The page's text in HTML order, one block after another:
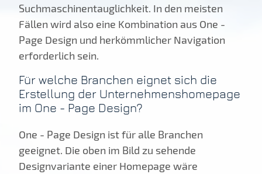
Suchmaschinentauglichkeit. In den meisten
Fällen wird also eine Kombination aus One -
Page Design und herkömmlicher Navigation
erforderlich sein.
Für welche Branchen eignet sich die
Erstellung der Unternehmenshomepage
im One - Page Design?
One - Page Design ist für alle Branchen
geeignet. Die oben im Bild zu sehende
Designvariante einer Homepage wäre